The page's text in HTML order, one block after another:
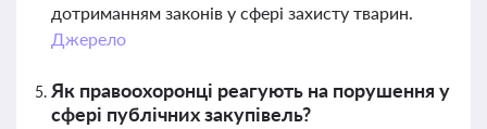
дотриманням законів у сфері захисту тварин.
Джерело
Як правоохоронці реагують на порушення у
сфері публічних закупівель?